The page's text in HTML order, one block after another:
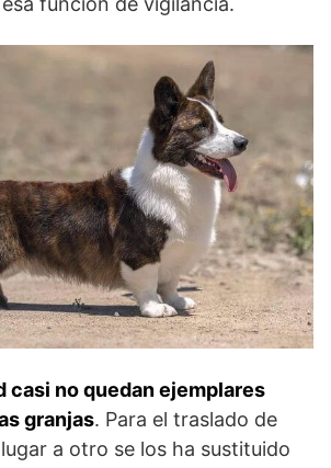
casi no quedan ejemplares
granjas. Para el traslado de
a otro se los ha sustituido